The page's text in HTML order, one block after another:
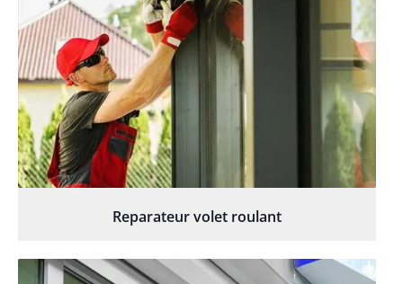
Reparateur volet roulant